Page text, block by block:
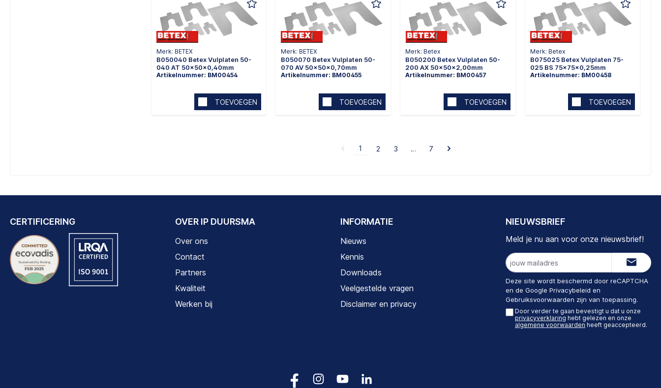
Merk: BETEX
B050040 Betex Vulplaten 50-
040 AT 50x50x0,40mm
Artikelnummer: BM00454
TOEVOEGEN
Merk: BETEX
B050070 Betex Vulplaten 50-
070 AV 50x50x0,70mm
Artikelnummer: BM00455
TOEVOEGEN
Merk: Betex
B050200 Betex Vulplaten 50-
200 AX 50x50x2,00mm
Artikelnummer: BM00457
TOEVOEGEN
Merk: Betex
B075025 Betex Vulplaten 75-
025 BS 75x75x0,25mm
Artikelnummer: BM00458
TOEVOEGEN
1 2 3 … 7
OVER IP DUURSMA
Over ons
Contact
Partners
Kwaliteit
Werken bij
INFORMATIE
Nieuws
Kennis
Downloads
Veelgestelde vragen
Disclaimer en privacy
CERTIFICERING NIEUWSBRIEF
Meld je nu aan voor onze nieuwsbrief!
E-
mailadres
Deze site wordt beschermd door reCAPTCHA
en de Google Privacybeleid en
Gebruiksvoorwaarden zijn van toepassing.
Door verder te gaan bevestigt u dat u onze
privacyverklaring hebt gelezen en onze
algemene voorwaarden heeft geaccepteerd.